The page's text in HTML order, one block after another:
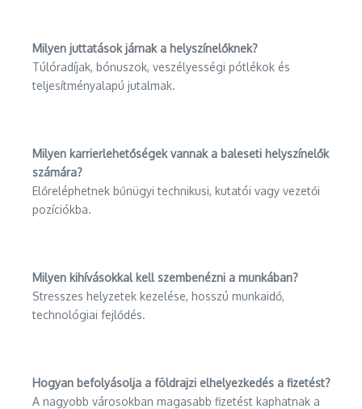
Milyen juttatások járnak a helyszínelőknek?
Túlóradíjak, bónuszok, veszélyességi pótlékok és
teljesítményalapú jutalmak.
Milyen karrierlehetőségek vannak a baleseti helyszínelők
számára?
Előreléphetnek bűnügyi technikusi, kutatói vagy vezetői
pozíciókba.
Milyen kihívásokkal kell szembenézni a munkában?
Stresszes helyzetek kezelése, hosszú munkaidő,
technológiai fejlődés.
Hogyan befolyásolja a földrajzi elhelyezkedés a fizetést?
A nagyobb városokban magasabb fizetést kaphatnak a